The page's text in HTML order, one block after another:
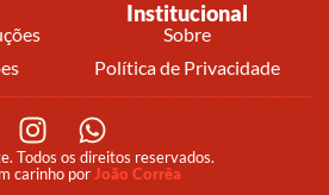
Institucional
Sobre
Política de Privacidade
Todos os direitos reservados.
carinho por João Corrêa